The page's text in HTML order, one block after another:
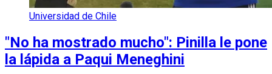
Universidad de Chile
"No ha mostrado mucho": Pinilla le pone
la lápida a Paqui Meneghini